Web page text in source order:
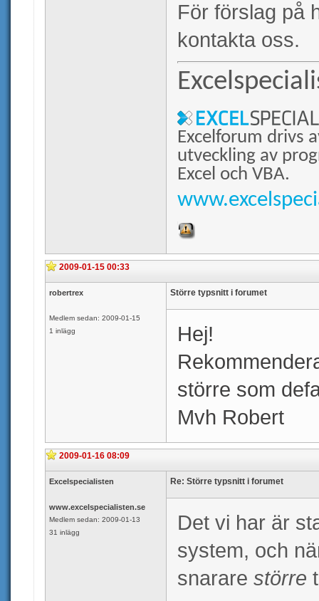
För förslag på
kontakta oss.
Excelforum drivs
utveckling av
Excel och VBA.
2009-01-15 00:33
robertrex
Medlem sedan: 2009-01-15
1 inlägg
Större typsnitt i forumet
Hej!
större som
Mvh Robert
2009-01-16 08:09
Excelspecialisten
www.excelspecialisten.se
Medlem sedan: 2009-01-13
31 inlägg
Re: Större typsnitt i forumet
Det vi har är
system, och
snarare större